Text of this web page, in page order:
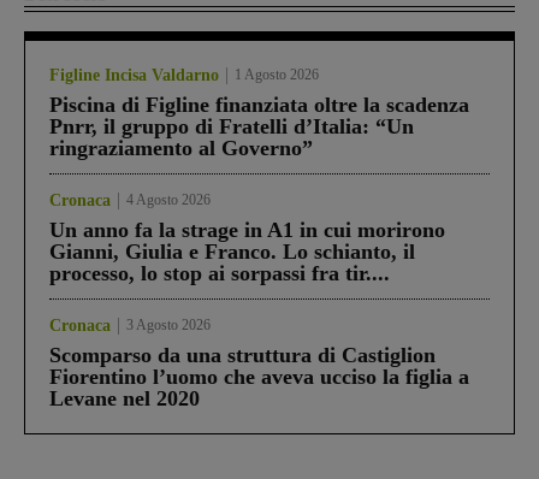
Figline Incisa Valdarno 1 Agosto 2026
Piscina di Figline finanziata oltre la scadenza
Pnrr, il gruppo di Fratelli d’Italia: “Un
ringraziamento al Governo”
Cronaca 4 Agosto 2026
Un anno fa la strage in A1 in cui morirono
Gianni, Giulia e Franco. Lo schianto, il
processo, lo stop ai sorpassi fra tir....
Cronaca 3 Agosto 2026
Scomparso da una struttura di Castiglion
Fiorentino l’uomo che aveva ucciso la figlia a
Levane nel 2020